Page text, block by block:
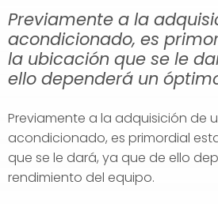
Previamente a la
acondicionado, es
la ubicación que se le
ello dependerá un
Previamente a la adquisición de
acondicionado, es primordial
que se le dará, ya que de ello
rendimiento del equipo.